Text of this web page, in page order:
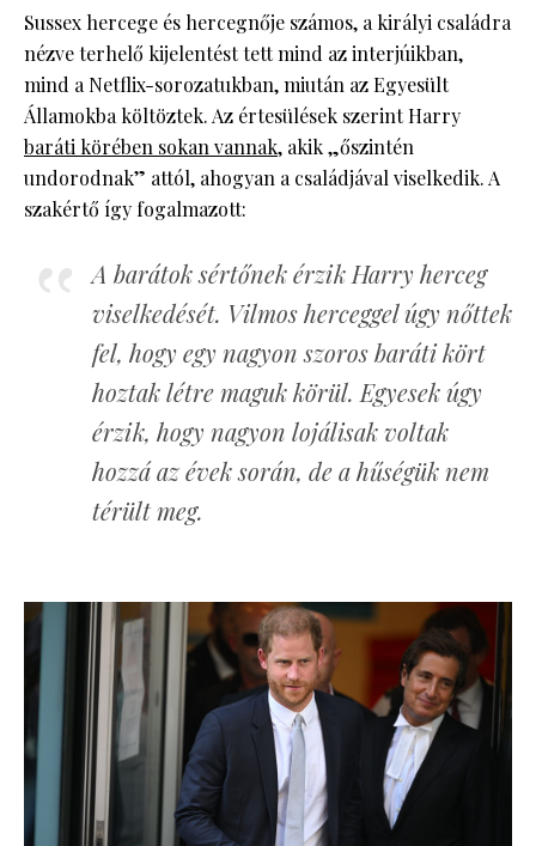
Sussex hercege és hercegnője számos, a királyi családra
nézve terhelő kijelentést tett mind az interjúikban,
mind a Netflix-sorozatukban, miután az Egyesült
Államokba költöztek. Az értesülések szerint Harry
baráti körében sokan vannak, akik „őszintén
undorodnak” attól, ahogyan a családjával viselkedik. A
szakértő így fogalmazott:
A barátok sértőnek érzik Harry herceg
viselkedését. Vilmos herceggel úgy nőttek
fel, hogy egy nagyon szoros baráti kört
hoztak létre maguk körül. Egyesek úgy
érzik, hogy nagyon lojálisak voltak
hozzá az évek során, de a hűségük nem
térült meg.